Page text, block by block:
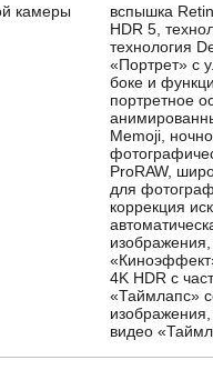
камеры
вспышка
HDR 5,
технология
«Портрет» с
боке и
портретное
Memoji,
ProRAW,
для
коррекция
4K HDR с
«Таймлапс»
видео